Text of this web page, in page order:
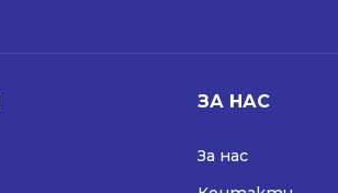
ЗА НАС
За нас